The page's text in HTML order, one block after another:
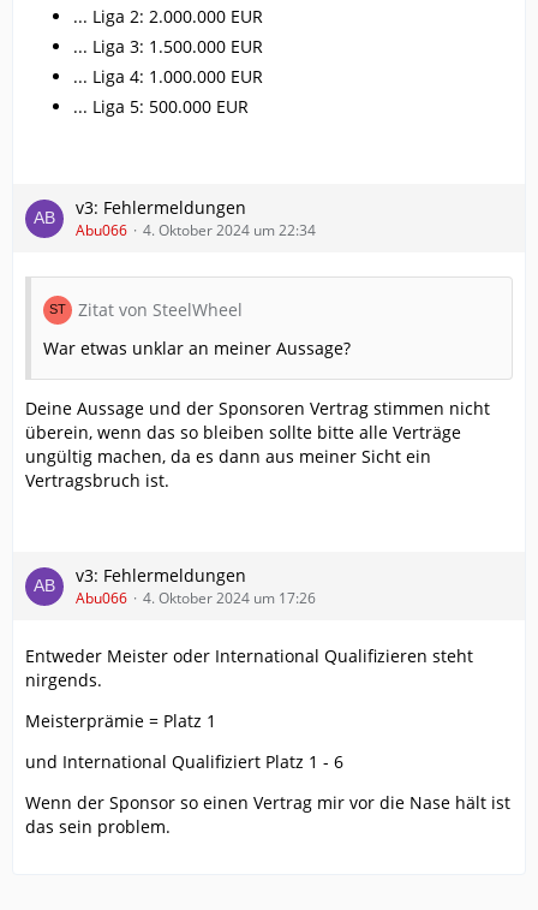
... Liga 2: 2.000.000 EUR
... Liga 3: 1.500.000 EUR
... Liga 4: 1.000.000 EUR
... Liga 5: 500.000 EUR
v3: Fehlermeldungen
Abu066 4. Oktober 2024 um 22:34
Zitat von SteelWheel
War etwas unklar an meiner Aussage?
Deine Aussage und der Sponsoren Vertrag stimmen nicht
überein, wenn das so bleiben sollte bitte alle Verträge
ungültig machen, da es dann aus meiner Sicht ein
Vertragsbruch ist.
v3: Fehlermeldungen
Abu066 4. Oktober 2024 um 17:26
Entweder Meister oder International Qualifizieren steht
nirgends.
Meisterprämie = Platz 1
und International Qualifiziert Platz 1 - 6
Wenn der Sponsor so einen Vertrag mir vor die Nase hält ist
das sein problem.